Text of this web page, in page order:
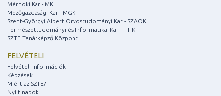
Mérnöki Kar - MK
Mezőgazdasági Kar - MGK
Szent-Györgyi Albert Orvostudományi Kar - SZAOK
Természettudományi és Informatikai Kar - TTIK
SZTE Tanárképző Központ
FELVÉTELI
Felvételi információk
Képzések
Miért az SZTE?
Nyílt napok